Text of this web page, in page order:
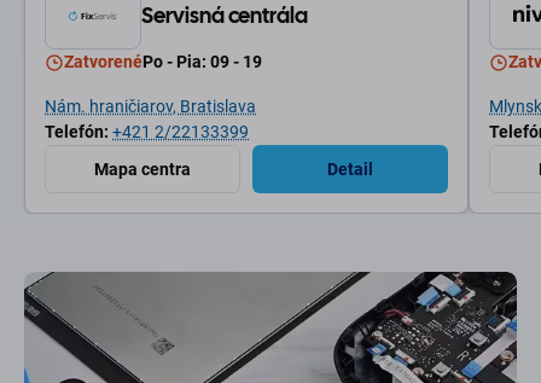
Servisná centrála
Telefón: +421 2/22133399
ZatvorenéPo - Pia: 09 - 19
Nám. hraničiarov, Bratislava
Mapa centra Detail